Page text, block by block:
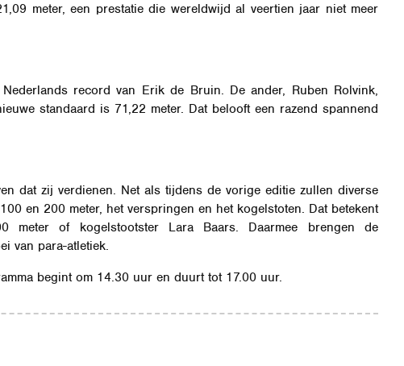
meter, een prestatie die wereldwijd al veertien jaar niet meer
record van Erik de Bruin. De ander, Ruben Rolvink,
standaard is 71,22 meter. Dat belooft een razend spannend
dat zij verdienen. Net als tijdens de vorige editie zullen diverse
en 200 meter, het verspringen en het kogelstoten. Dat betekent
of kogelstootster Lara Baars. Daarmee brengen de
van para-atletiek.
begint om 14.30 uur en duurt tot 17.00 uur.